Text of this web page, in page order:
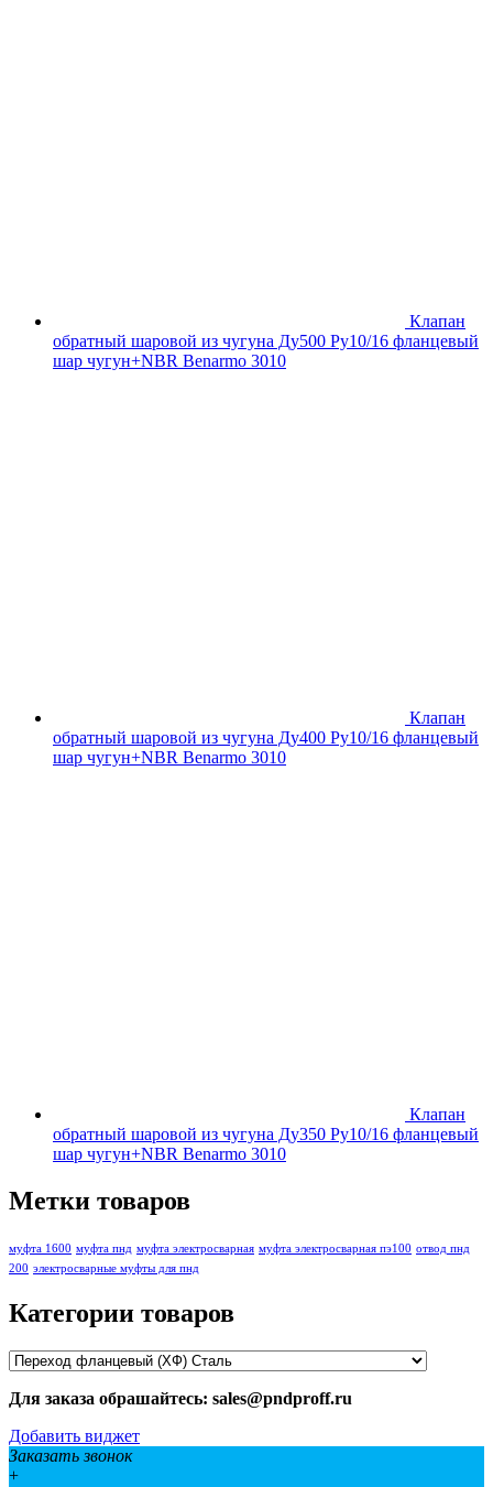
Клапан
обратный шаровой из чугуна Ду500 Ру10/16 фланцевый
шар чугун+NBR Benarmo 3010
Клапан
обратный шаровой из чугуна Ду400 Ру10/16 фланцевый
шар чугун+NBR Benarmo 3010
Клапан
обратный шаровой из чугуна Ду350 Ру10/16 фланцевый
шар чугун+NBR Benarmo 3010
Метки товаров
муфта 1600 муфта пнд муфта электросварная муфта электросварная пэ100 отвод пнд
200 электросварные муфты для пнд
Категории товаров
Для заказа обрашайтесь: sales@pndproff.ru
Добавить виджет
Заказать звонок
+